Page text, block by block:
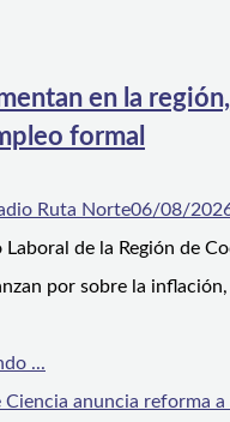
en la
formal
Ruta Norte06/08/
Laboral de la Región de
por sobre la
...